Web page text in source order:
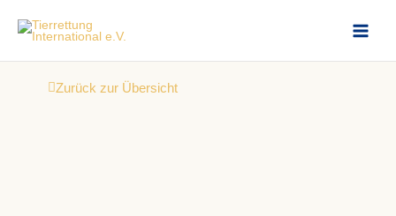
Inhalt
Zurück zur Übersicht